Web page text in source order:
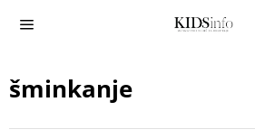
šminkanje